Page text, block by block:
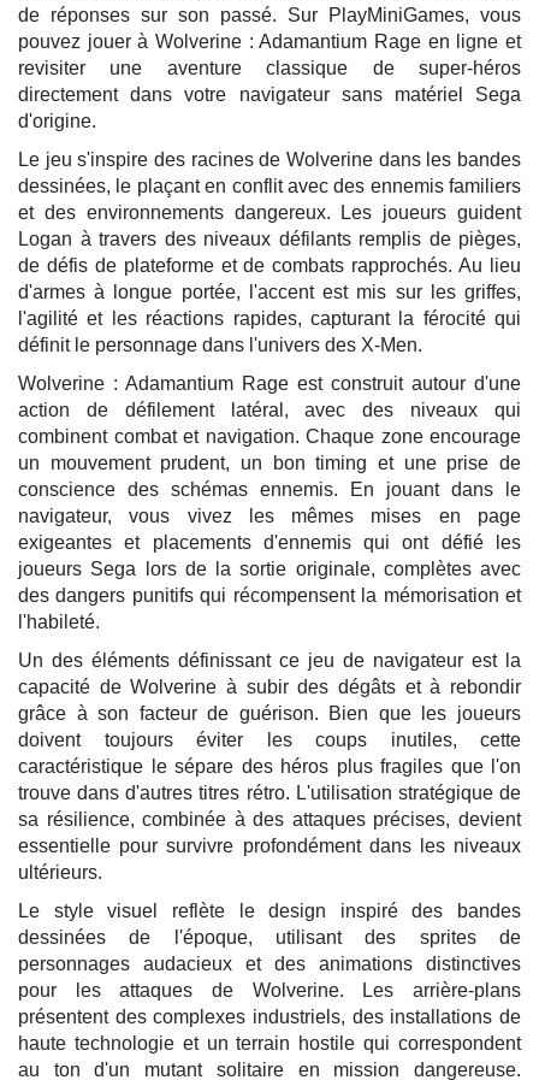
de réponses sur son passé. Sur PlayMiniGames, vous
pouvez jouer à Wolverine : Adamantium Rage en ligne et
revisiter une aventure classique de super-héros
directement dans votre navigateur sans matériel Sega
d'origine.
Le jeu s'inspire des racines de Wolverine dans les bandes
dessinées, le plaçant en conflit avec des ennemis familiers
et des environnements dangereux. Les joueurs guident
Logan à travers des niveaux défilants remplis de pièges,
de défis de plateforme et de combats rapprochés. Au lieu
d'armes à longue portée, l'accent est mis sur les griffes,
l'agilité et les réactions rapides, capturant la férocité qui
définit le personnage dans l'univers des X-Men.
Wolverine : Adamantium Rage est construit autour d'une
action de défilement latéral, avec des niveaux qui
combinent combat et navigation. Chaque zone encourage
un mouvement prudent, un bon timing et une prise de
conscience des schémas ennemis. En jouant dans le
navigateur, vous vivez les mêmes mises en page
exigeantes et placements d'ennemis qui ont défié les
joueurs Sega lors de la sortie originale, complètes avec
des dangers punitifs qui récompensent la mémorisation et
l'habileté.
Un des éléments définissant ce jeu de navigateur est la
capacité de Wolverine à subir des dégâts et à rebondir
grâce à son facteur de guérison. Bien que les joueurs
doivent toujours éviter les coups inutiles, cette
caractéristique le sépare des héros plus fragiles que l'on
trouve dans d'autres titres rétro. L'utilisation stratégique de
sa résilience, combinée à des attaques précises, devient
essentielle pour survivre profondément dans les niveaux
ultérieurs.
Le style visuel reflète le design inspiré des bandes
dessinées de l'époque, utilisant des sprites de
personnages audacieux et des animations distinctives
pour les attaques de Wolverine. Les arrière-plans
présentent des complexes industriels, des installations de
haute technologie et un terrain hostile qui correspondent
au ton d'un mutant solitaire en mission dangereuse.